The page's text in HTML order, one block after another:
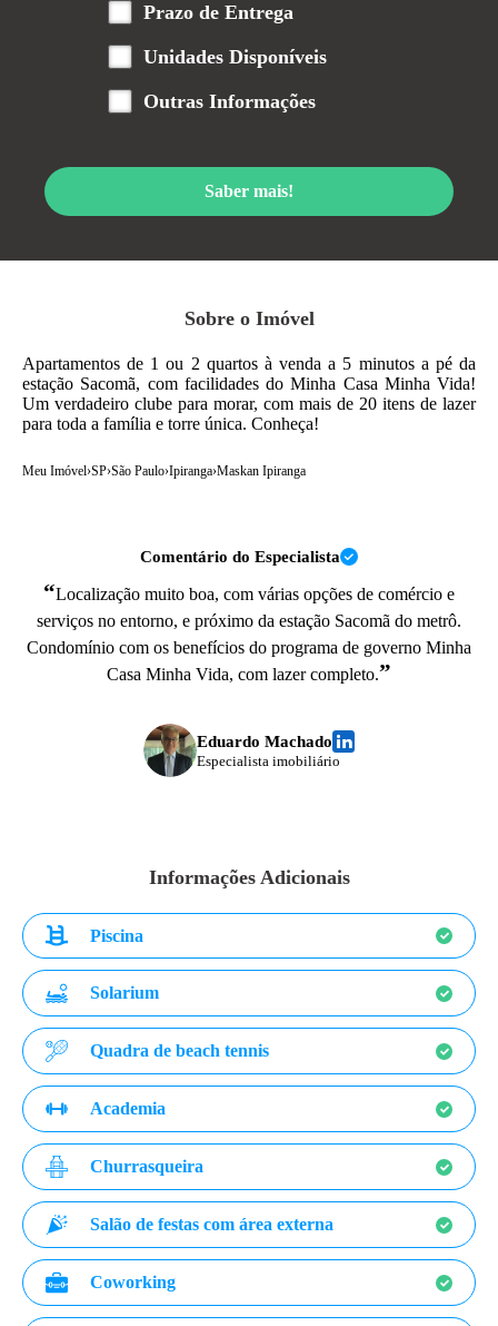
Sobre o Imóvel
Apartamentos de 1 ou 2 quartos à venda a 5 minutos a pé da
estação Sacomã, com facilidades do Minha Casa Minha Vida!
Um verdadeiro clube para morar, com mais de 20 itens de lazer
para toda a família e torre única. Conheça!
Meu Imóvel›SP›São Paulo›Ipiranga›Maskan Ipiranga
Prazo de Entrega
Unidades Disponíveis
Outras Informações
Saber mais!
Comentário do Especialista
“Localização muito boa, com várias opções de comércio e
serviços no entorno, e próximo da estação Sacomã do metrô.
Condomínio com os benefícios do programa de governo Minha
Casa Minha Vida, com lazer completo.”
Eduardo Machado
Especialista imobiliário
Informações Adicionais
Piscina
Solarium
Quadra de beach tennis
Academia
Churrasqueira
Salão de festas com área externa
Coworking